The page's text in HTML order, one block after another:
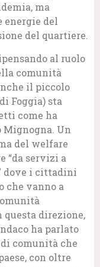
ma
energie del
del quartiere.
al ruolo
comunità
il piccolo
Foggia) sta
come ha
Un
del welfare
“da servizi a
dove i cittadini
che vanno a
questa direzione,
ha parlato
comunità che
con oltre